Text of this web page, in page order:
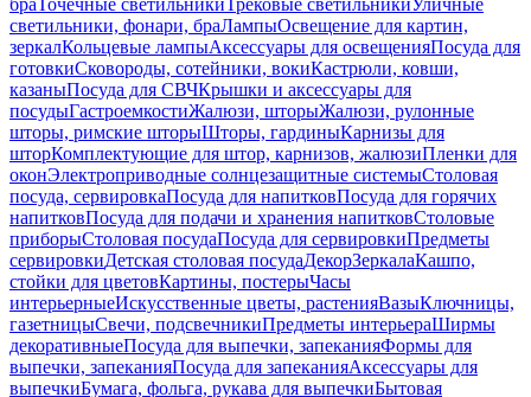
браТочечные светильникиТрековые светильникиУличные
светильники, фонари, браЛампыОсвещение для картин,
зеркалКольцевые лампыАксессуары для освещенияПосуда для
готовкиСковороды, сотейники, вокиКастрюли, ковши,
казаныПосуда для СВЧКрышки и аксессуары для
посудыГастроемкостиЖалюзи, шторыЖалюзи, рулонные
шторы, римские шторыШторы, гардиныКарнизы для
шторКомплектующие для штор, карнизов, жалюзиПленки для
оконЭлектроприводные солнцезащитные системыСтоловая
посуда, сервировкаПосуда для напитковПосуда для горячих
напитковПосуда для подачи и хранения напитковСтоловые
приборыСтоловая посудаПосуда для сервировкиПредметы
сервировкиДетская столовая посудаДекорЗеркалаКашпо,
стойки для цветовКартины, постерыЧасы
интерьерныеИскусственные цветы, растенияВазыКлючницы,
газетницыСвечи, подсвечникиПредметы интерьераШирмы
декоративныеПосуда для выпечки, запеканияФормы для
выпечки, запеканияПосуда для запеканияАксессуары для
выпечкиБумага, фольга, рукава для выпечкиБытовая